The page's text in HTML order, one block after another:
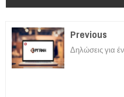
Previous
Δηλώσεις για